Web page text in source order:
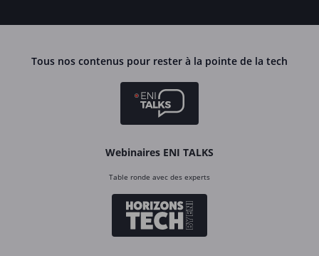
Tous nos contenus pour rester à la pointe de la tech
Webinaires ENI TALKS
Table ronde avec des experts